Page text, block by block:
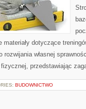
materiały dotyczące
rozwijania własnej
przedstawiając
BUDOWNICTWO